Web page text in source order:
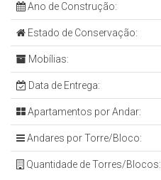
Ano de Construção:
Estado de Conservação:
Mobílias:
Data de Entrega:
Apartamentos por Andar:
Andares por Torre/Bloco:
Quantidade de Torres/Blocos: